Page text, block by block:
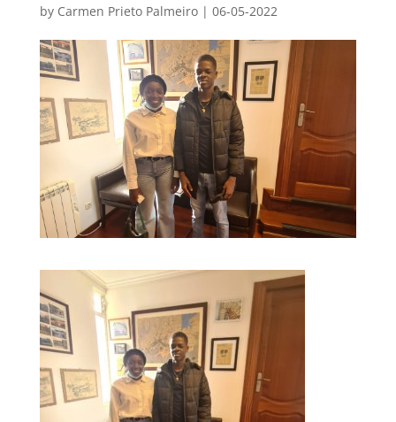
by Carmen Prieto Palmeiro| 06-05-2022